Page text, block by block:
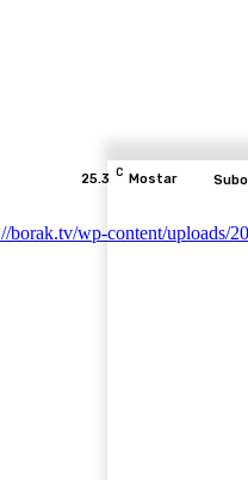
25.3 C Mostar